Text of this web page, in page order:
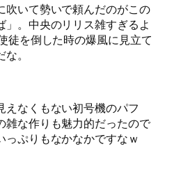
吹いて勢いで頼んだのがこの
」。中央のリリス雑すぎるよ
徒を倒した時の爆風に見立て
。
えなくもない初号機のパフ
雑な作りも魅力的だったので
っぷりもなかなかですなｗ